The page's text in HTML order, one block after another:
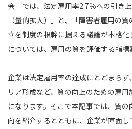
会」では、法定雇用率2.7％への引き
（量的拡大）」と、「障害者雇用の
立を制度の根幹に据える議論が本格
については、雇用の質を評価する指標
企業は法定雇用率の達成にとどまら
リア形成など、質の向上のための雇
になります。そこで本記事では、質
向を紹介するとともに、企業が直面